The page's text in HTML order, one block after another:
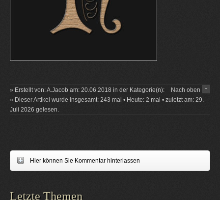
Nach oben
» Erstellt von: A.Jacob am: 20.06.2018 in der Kategorie(n):
» Dieser Artikel wurde insgesamt: 243 mal • Heute: 2 mal • zuletzt am: 29.
Juli 2026 gelesen.
Hier können Sie Kommentar hinterlassen
Letzte Themen